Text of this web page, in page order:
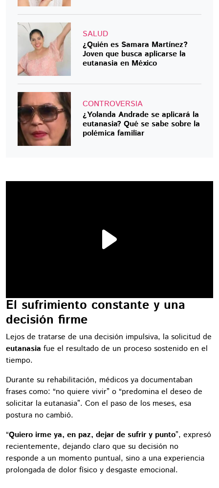
SALUD
¿Quién es Samara Martínez?
Joven que busca aplicarse la
eutanasia en México
CONTROVERSIA
¿Yolanda Andrade se aplicará la
eutanasia? Qué se sabe sobre la
polémica familiar
El sufrimiento constante y una
decisión firme
Lejos de tratarse de una decisión impulsiva, la solicitud de
eutanasia fue el resultado de un proceso sostenido en el
tiempo.
Durante su rehabilitación, médicos ya documentaban
frases como: “no quiere vivir” o “predomina el deseo de
solicitar la eutanasia”. Con el paso de los meses, esa
postura no cambió.
“Quiero irme ya, en paz, dejar de sufrir y punto”, expresó
recientemente, dejando claro que su decisión no
responde a un momento puntual, sino a una experiencia
prolongada de dolor físico y desgaste emocional.